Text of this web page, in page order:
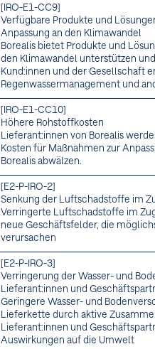
[IRO-E1-CC9]
Verfügbare Produkte und
Anpassung an den Klimawandel
Borealis bietet Produkte und
den Klimawandel unterstützen
Kund:innen und der Gesellschaft
Regenwassermanagement und
[IRO-E1-CC10]
Höhere Rohstoffkosten
Lieferant:innen von Borealis
Kosten für Maßnahmen zur
Borealis abwälzen.
[E2-P-IRO-2]
Senkung der Luftschadstoffe im
Verringerte Luftschadstoffe im
neue Geschäftsfelder, die
verursachen
[E2-P-IRO-3]
Verringerung der Wasser- und
Lieferant:innen und
Geringere Wasser- und
Lieferkette durch aktive
Lieferant:innen und
Auswirkungen auf die Umwelt